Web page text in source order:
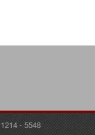
- 5548